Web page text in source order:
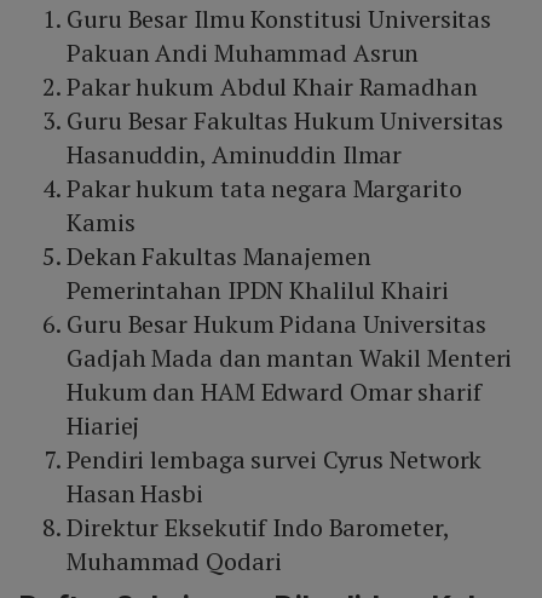
Guru Besar Ilmu Konstitusi Universitas
Pakuan Andi Muhammad Asrun
Pakar hukum Abdul Khair Ramadhan
Guru Besar Fakultas Hukum Universitas
Hasanuddin, Aminuddin Ilmar
Pakar hukum tata negara Margarito
Kamis
Dekan Fakultas Manajemen
Pemerintahan IPDN Khalilul Khairi
Guru Besar Hukum Pidana Universitas
Gadjah Mada dan mantan Wakil Menteri
Hukum dan HAM Edward Omar sharif
Hiariej
Pendiri lembaga survei Cyrus Network
Hasan Hasbi
Direktur Eksekutif Indo Barometer,
Muhammad Qodari